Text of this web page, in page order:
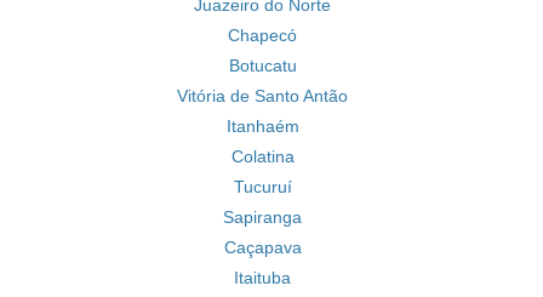
Juazeiro do Norte
Chapecó
Botucatu
Vitória de Santo Antão
Itanhaém
Colatina
Tucuruí
Sapiranga
Caçapava
Itaituba